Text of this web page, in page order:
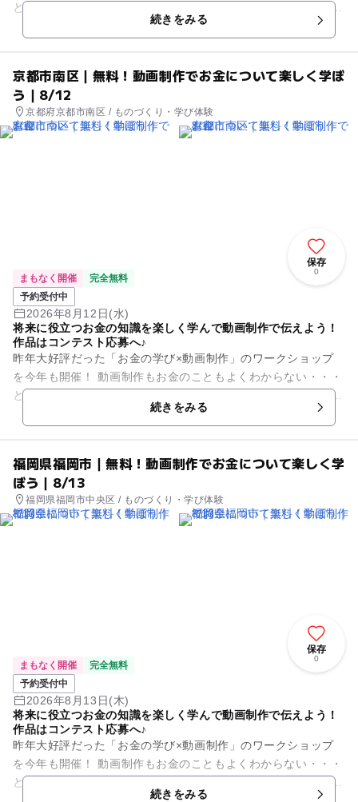
という方でも大丈夫！ お金の講師と大学生がサポートに入るの
続きをみる
京都市南区｜無料！動画制作でお金について楽しく学ぼ
う｜8/12
京都府京都市南区 / ものづくり・学び体験
保存
0
まもなく開催
完全無料
予約受付中
2026年8月12日(水)
将来に役立つお金の知識を楽しく学んで動画制作で伝えよう！
作品はコンテスト応募へ♪
昨年大好評だった「お金の学び×動画制作」のワークショップ
を今年も開催！ 動画制作もお金のこともよくわからない・・・
という方でも大丈夫！ お金の講師と大学生がサポートに入るの
続きをみる
福岡県福岡市｜無料！動画制作でお金について楽しく学
ぼう｜8/13
福岡県福岡市中央区 / ものづくり・学び体験
保存
0
まもなく開催
完全無料
予約受付中
2026年8月13日(木)
将来に役立つお金の知識を楽しく学んで動画制作で伝えよう！
作品はコンテスト応募へ♪
昨年大好評だった「お金の学び×動画制作」のワークショップ
を今年も開催！ 動画制作もお金のこともよくわからない・・・
という方でも大丈夫！ お金の講師と大学生がサポートに入るの
続きをみる